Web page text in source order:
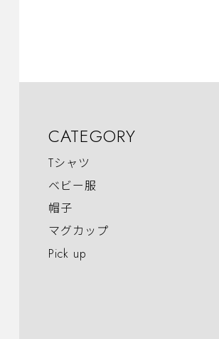
CATEGORY
Tシャツ
ベビー服
帽子
マグカップ
Pick up